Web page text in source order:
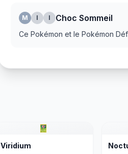
M I I Choc Sommeil
Ce Pokémon et le Pokémon
Viridium